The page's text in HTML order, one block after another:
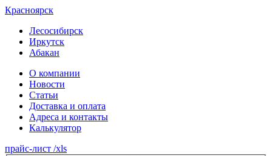
Красноярск
Лесосибирск
Иркутск
Абакан
О компании
Новости
Статьи
Доставка и оплата
Адреса и контакты
Калькулятор
прайс-лист /xls